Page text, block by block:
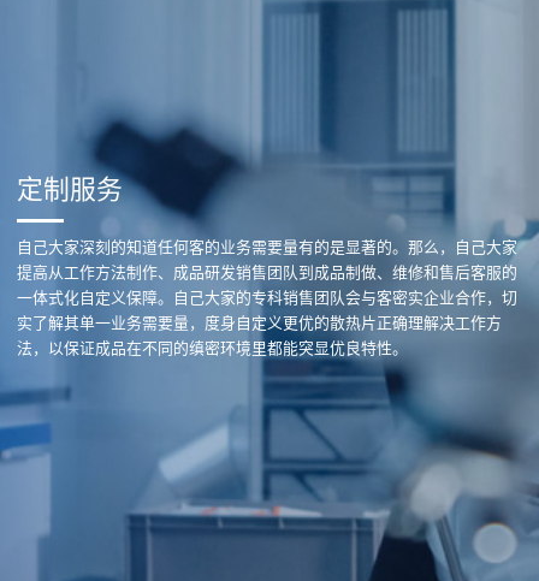
定制服务
自己大家深刻的知道任何客的业务需要量有的是显著的。那么，自己大家
提高从工作方法制作、成品研发销售团队到成品制做、维修和售后客服的
一体式化自定义保障。自己大家的专科销售团队会与客密实企业合作，切
实了解其单一业务需要量，度身自定义更优的散热片正确理解决工作方
法，以保证成品在不同的缜密环境里都能突显优良特性。